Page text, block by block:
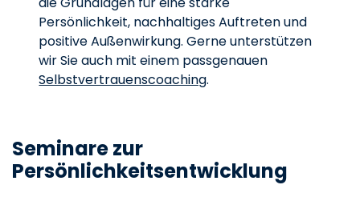
Persönlichkeit, nachhaltiges Auftreten und
positive Außenwirkung. Gerne unterstützen
wir Sie auch mit einem passgenauen
Selbstvertrauenscoaching.
Seminare zur
Persönlichkeitsentwicklung